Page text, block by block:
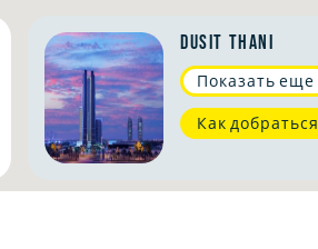
Dusit Thani
Показать еще
Как добраться